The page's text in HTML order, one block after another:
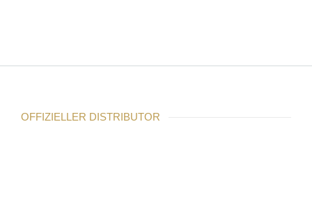
OFFIZIELLER DISTRIBUTOR